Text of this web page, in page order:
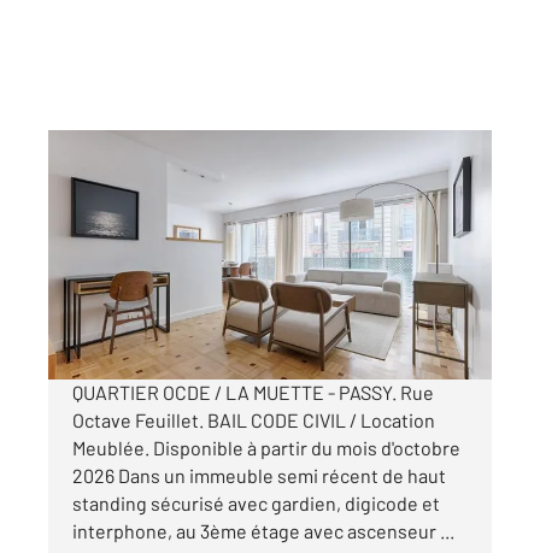
101,33 m
, 5 pièces
Ref : 10080
Appartement F5 à louer
5 995 €
par mois charges comprises
QUARTIER OCDE / LA MUETTE - PASSY. Rue
Octave Feuillet. BAIL CODE CIVIL / Location
Meublée. Disponible à partir du mois d'octobre
2026 Dans un immeuble semi récent de haut
standing sécurisé avec gardien, digicode et
interphone, au 3ème étage avec ascenseur ...